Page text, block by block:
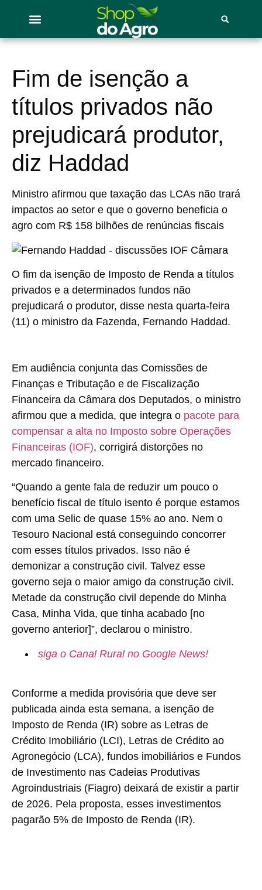
Fim de isenção a
títulos privados não
prejudicará produtor,
diz Haddad
Ministro afirmou que taxação das LCAs não trará
impactos ao setor e que o governo beneficia o
agro com R$ 158 bilhões de renúncias fiscais
O fim da isenção de Imposto de Renda a títulos
privados e a determinados fundos não
prejudicará o produtor, disse nesta quarta-feira
(11) o ministro da Fazenda, Fernando Haddad.
Em audiência conjunta das Comissões de
Finanças e Tributação e de Fiscalização
Financeira da Câmara dos Deputados, o ministro
afirmou que a medida, que integra o pacote para
compensar a alta no Imposto sobre Operações
Financeiras (IOF), corrigirá distorções no
mercado financeiro.
“Quando a gente fala de reduzir um pouco o
benefício fiscal de título isento é porque estamos
com uma Selic de quase 15% ao ano. Nem o
Tesouro Nacional está conseguindo concorrer
com esses títulos privados. Isso não é
demonizar a construção civil. Talvez esse
governo seja o maior amigo da construção civil.
Metade da construção civil depende do Minha
Casa, Minha Vida, que tinha acabado [no
governo anterior]”, declarou o ministro.
siga o Canal Rural no Google News!
Conforme a medida provisória que deve ser
publicada ainda esta semana, a isenção de
Imposto de Renda (IR) sobre as Letras de
Crédito Imobiliário (LCI), Letras de Crédito ao
Agronegócio (LCA), fundos imobiliários e Fundos
de Investimento nas Cadeias Produtivas
Agroindustriais (Fiagro) deixará de existir a partir
de 2026. Pela proposta, esses investimentos
pagarão 5% de Imposto de Renda (IR).